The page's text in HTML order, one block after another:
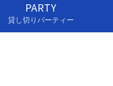
PARTY
貸し切りパーティー